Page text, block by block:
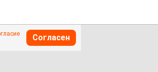
Согласен